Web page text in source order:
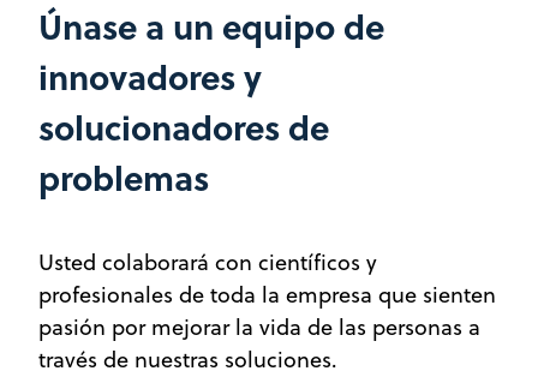
Únase a un equipo de
innovadores y
solucionadores de
problemas
Usted colaborará con científicos y
profesionales de toda la empresa que sienten
pasión por mejorar la vida de las personas a
través de nuestras soluciones.